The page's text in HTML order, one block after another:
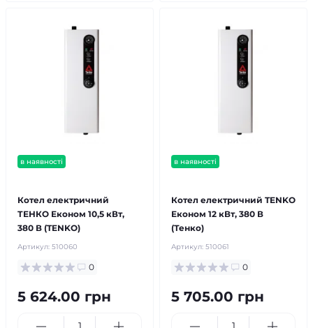
в наявності
Котел електричний
ТЕНКО Економ 10,5 кВт,
380 В (TENKO)
Артикул: 510060
0
5 624.00 грн
в наявності
Котел електричний TENKO
Економ 12 кВт, 380 В
(Тенко)
Артикул: 510061
0
5 705.00 грн